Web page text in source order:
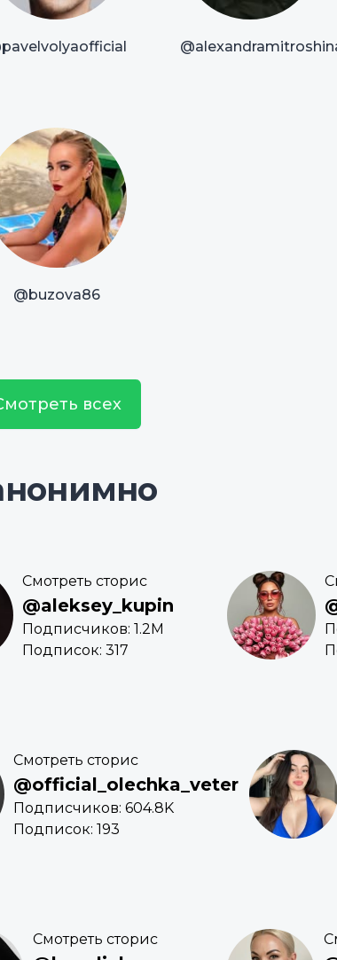
@buzova86
всех
Смотреть сторис
@aleksey_kupin
Подписчиков: 1.2M
Подписок: 317
Смотреть сторис
@official_olechka_veter
Подписчиков: 604.8K
Подписок: 193
Смотреть сторис